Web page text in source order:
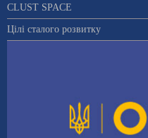
CLUST SPACE
Цілі сталого розвитку